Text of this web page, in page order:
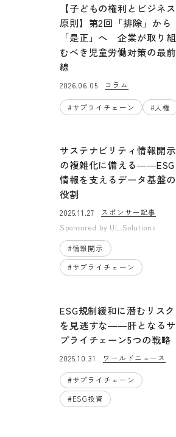
【子どもの権利とビジネス
原則】第2回「排除」から
「是正」へ 企業が取り組
むべき児童労働対策の最前
線
2026.06.05 コラム
#サプライチェーン #人権
サステナビリティ情報開示
の複雑化に備える――ESG
情報を支えるデータ基盤の
役割
2025.11.27
スポンサー記事
Sponsored by UL Solutions
#情報開示
#サプライチェーン
ESG規制緩和に潜むリスク
を見逃すな――肝となるサ
プライチェーン5つの戦略
2025.10.31 ワールドニュース
#サプライチェーン
#ESG投資